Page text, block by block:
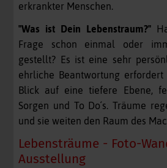
erkrankter Menschen.
"Was ist Dein Lebenstraum?"
Frage schon einmal oder
gestellt? Es ist eine sehr
ehrliche Beantwortung
Blick auf eine tiefere Ebene,
Sorgen und To Do´s. Träume
und sie weiten den Raum des
Lebensträume - Foto-
Ausstellung